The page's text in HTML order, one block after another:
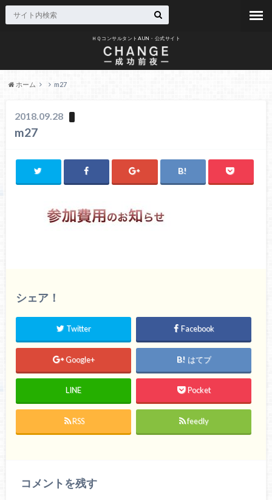
ＨＱコンサルタントAUN・公式サイト
ホーム m27
2018.09.28
m27
シェア！
Twitter Facebook
Google+ はてブ
LINE Pocket
RSS feedly
コメントを残す